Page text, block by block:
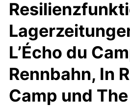
L’Écho du
Rennbahn, In
Camp und